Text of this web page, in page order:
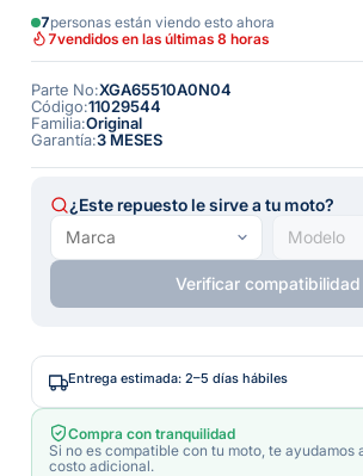
7personas están viendo esto ahora
7vendidos en las últimas 8 horas
Parte No:XGA65510A0N04
Código:11029544
Familia:Original
Garantía:3 MESES
¿Este repuesto le sirve a tu moto?
Verificar compatibilidad
Entrega estimada: 2–5 días hábiles
Compra con tranquilidad
Si no es compatible con tu moto, te ayudamos
costo adicional.